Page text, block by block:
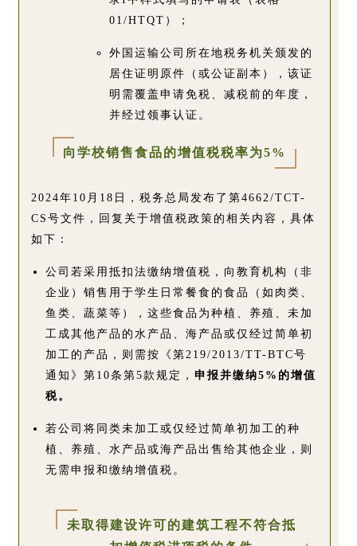
01/HTQT）；
外国运输公司所在地税务机关颁发的
居住证明原件（或公证副本），该证
明需覆盖申请免税、减税前的年度，
并经过领事认证。
向学校销售食品的增值税税率为5%
2024年10月18日，税务总局发布了第4662/TCT-
CS号文件，回复关于增值税政策的相关内容，具体
如下：
公司若采用抵扣法缴纳增值税，向教育机构（非
企业）销售用于学生日常餐食的食品（如肉类、
鱼类、蔬菜等），这些食品为种植、养殖、未加
工成其他产品的水产品、海产品或仅经过简单初
加工的产品，则需按《第219/2013/TT-BTC号
通知》第10条第5款规定， 申报并缴纳5%的增值
税。
若公司将同类未加工或仅经过简单初加工的种
植、养殖、水产品或海产品出售给其他企业，则
无需申报和缴纳增值税。
未取得建设许可的建筑工程不符合抵